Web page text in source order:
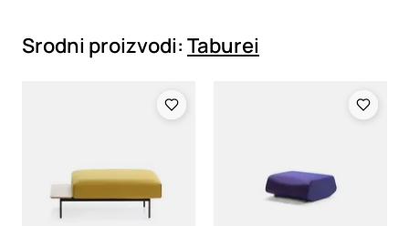
Srodni proizvodi: Taburei